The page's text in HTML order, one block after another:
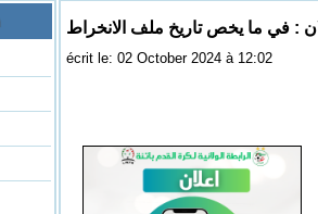
: في ما يخص تاريخ ملف الانخراط
écrit le: 02 October 2024 à 12:02